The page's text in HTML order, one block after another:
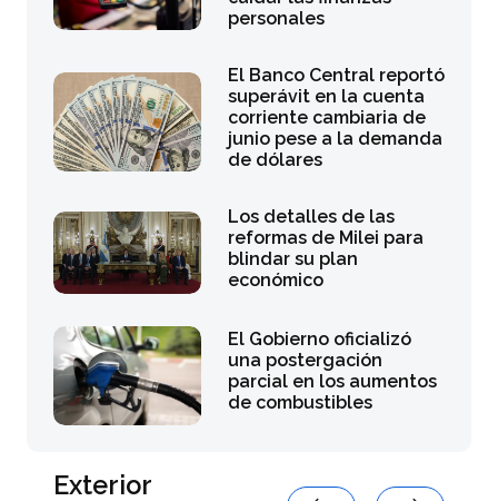
personales
El Banco Central reportó
superávit en la cuenta
corriente cambiaria de
junio pese a la demanda
de dólares
Los detalles de las
reformas de Milei para
blindar su plan
económico
El Gobierno oficializó
una postergación
parcial en los aumentos
de combustibles
Exterior